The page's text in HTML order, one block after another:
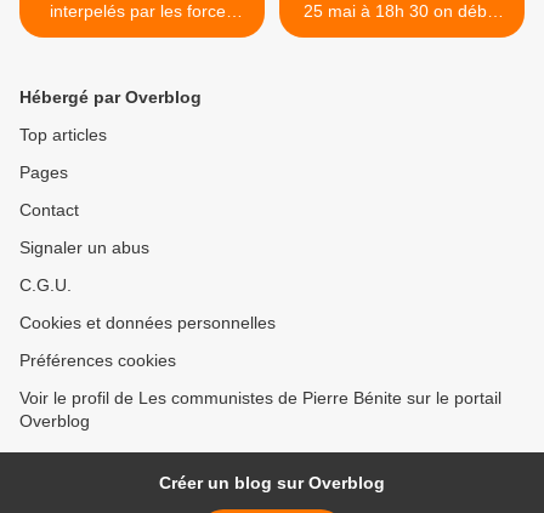
interpelés par les forces
régulières syriennes
25 mai à 18h 30 on débat
du livre consacré aux
Hébergé par Overblog
Top articles
Pages
Contact
Signaler un abus
C.G.U.
Cookies et données personnelles
Préférences cookies
Voir le profil de Les communistes de Pierre Bénite sur le portail
Overblog
Créer un blog sur Overblog